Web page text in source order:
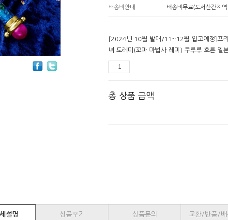
배송비안내 배송비무료(도서산간지
[2024년 10월 발매/11~12월 입고예정]프
녀 도레미(꼬마 마법사 레미) 쿠루루 호른 일
총 상품 금액
설명 상품후기 상품문의 교환/반품/배